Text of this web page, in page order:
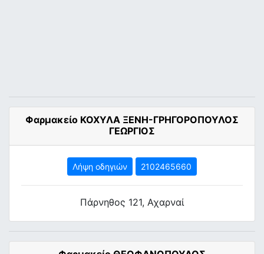
Φαρμακείο ΚΟΧΥΛΑ ΞΕΝΗ-ΓΡΗΓΟΡΟΠΟΥΛΟΣ
ΓΕΩΡΓΙΟΣ
Λήψη οδηγιών 2102465660
Πάρνηθος 121, Αχαρναί